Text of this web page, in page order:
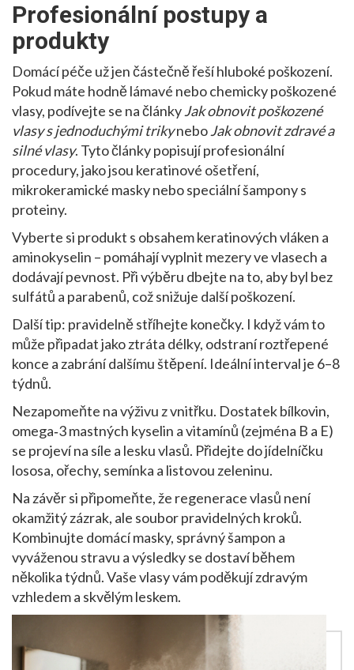
Profesionální postupy a
produkty
Domácí péče už jen částečně řeší hluboké poškození.
Pokud máte hodně lámavé nebo chemicky poškozené
vlasy, podívejte se na článkyJak obnovit poškozené
vlasy s jednoduchými trikyneboJak obnovit zdravé a
silné vlasy. Tyto články popisují profesionální
procedury, jako jsou keratinové ošetření,
mikrokeramické masky nebo speciální šampony s
proteiny.
Vyberte si produkt s obsahem keratinových vláken a
aminokyselin – pomáhají vyplnit mezery ve vlasech a
dodávají pevnost. Při výběru dbejte na to, aby byl bez
sulfátů a parabenů, což snižuje další poškození.
Další tip: pravidelně stříhejte konečky. I když vám to
může připadat jako ztráta délky, odstraní roztřepené
konce a zabrání dalšímu štěpení. Ideální interval je 6–8
týdnů.
Nezapomeňte na výživu z vnitřku. Dostatek bílkovin,
omega‑3 mastných kyselin a vitamínů (zejména B a E)
se projeví na síle a lesku vlasů. Přidejte do jídelníčku
lososa, ořechy, semínka a listovou zeleninu.
Na závěr si připomeňte, že regenerace vlasů není
okamžitý zázrak, ale soubor pravidelných kroků.
Kombinujte domácí masky, správný šampon a
vyváženou stravu a výsledky se dostaví během
několika týdnů. Vaše vlasy vám poděkují zdravým
vzhledem a skvělým leskem.